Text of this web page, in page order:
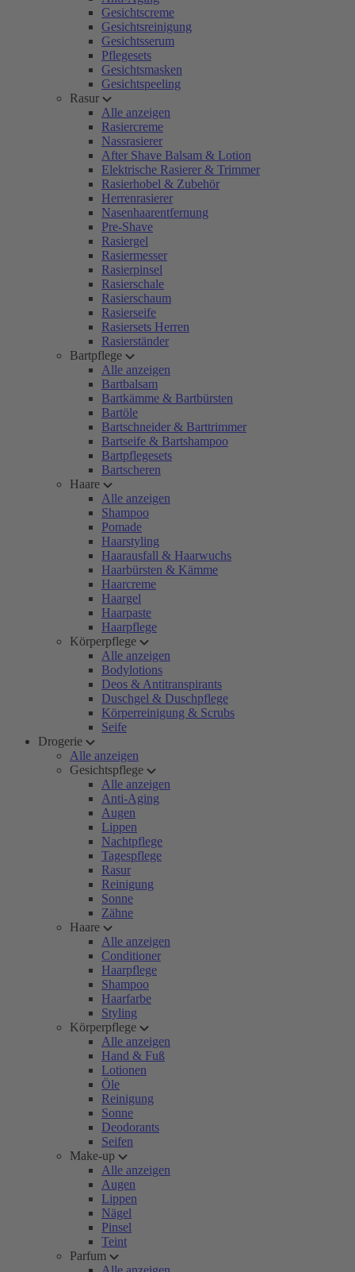
Gesichtscreme
Gesichtsreinigung
Gesichtsserum
Pflegesets
Gesichtsmasken
Gesichtspeeling
Rasur
Alle anzeigen
Rasiercreme
Nassrasierer
After Shave Balsam & Lotion
Elektrische Rasierer & Trimmer
Rasierhobel & Zubehör
Herrenrasierer
Nasenhaarentfernung
Pre-Shave
Rasiergel
Rasiermesser
Rasierpinsel
Rasierschale
Rasierschaum
Rasierseife
Rasiersets Herren
Rasierständer
Bartpflege
Alle anzeigen
Bartbalsam
Bartkämme & Bartbürsten
Bartöle
Bartschneider & Barttrimmer
Bartseife & Bartshampoo
Bartpflegesets
Bartscheren
Haare
Alle anzeigen
Shampoo
Pomade
Haarstyling
Haarausfall & Haarwuchs
Haarbürsten & Kämme
Haarcreme
Haargel
Haarpaste
Haarpflege
Körperpflege
Alle anzeigen
Bodylotions
Deos & Antitranspirants
Duschgel & Duschpflege
Körperreinigung & Scrubs
Seife
Drogerie
Alle anzeigen
Gesichtspflege
Alle anzeigen
Anti-Aging
Augen
Lippen
Nachtpflege
Tagespflege
Rasur
Reinigung
Sonne
Zähne
Haare
Alle anzeigen
Conditioner
Haarpflege
Shampoo
Haarfarbe
Styling
Körperpflege
Alle anzeigen
Hand & Fuß
Lotionen
Öle
Reinigung
Sonne
Deodorants
Seifen
Make-up
Alle anzeigen
Augen
Lippen
Nägel
Pinsel
Teint
Parfum